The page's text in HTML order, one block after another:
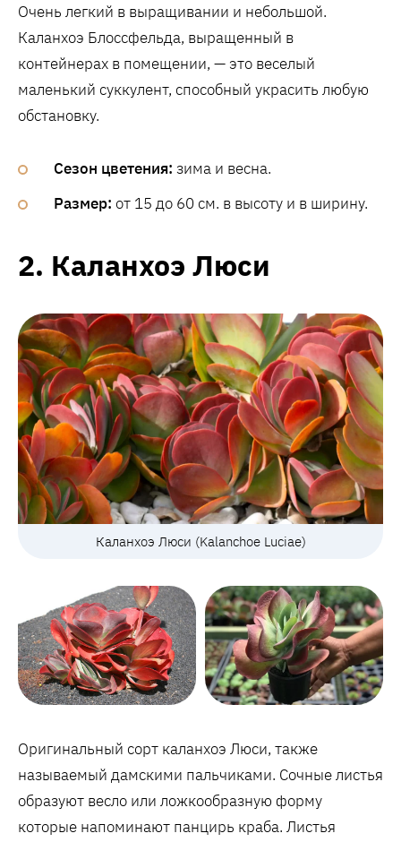
Очень легкий в выращивании и небольшой.
Каланхоэ Блоссфельда, выращенный в
контейнерах в помещении, — это веселый
маленький суккулент, способный украсить любую
обстановку.
Сезон цветения: зима и весна.
Размер: от 15 до 60 см. в высоту и в ширину.
2. Каланхоэ Люси
Каланхоэ Люси (Kalanchoe Luciae)
Оригинальный сорт каланхоэ Люси, также
называемый дамскими пальчиками. Сочные листья
образуют весло или ложкообразную форму
которые напоминают панцирь краба. Листья